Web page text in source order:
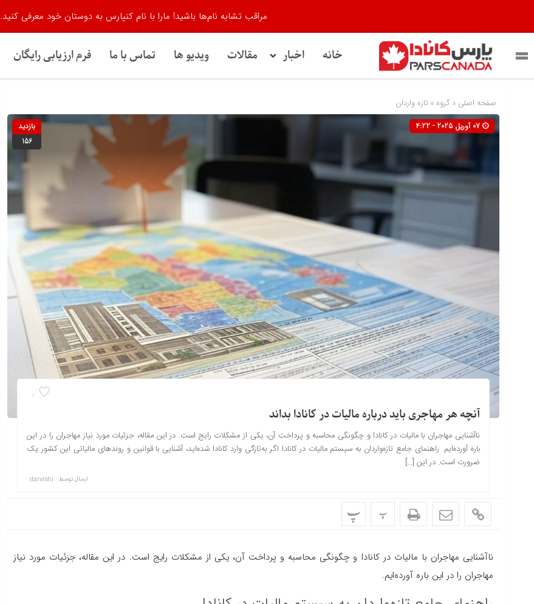
خانه اخبار مقالات ویدیو ها تماس با ما فرم ارزیابی رایگان
صفحه اصلی » گروه » تازه واردان
بازدید
156
2
آنچه هر مهاجری باید درباره مالیات در کانادا بداند
ناآشنایی مهاجران با مالیات در کانادا و چگونگی محاسبه و پرداخت آن، یکی از مشکلات رایج است. در این مقاله، جزئیات مورد نیاز مهاجران را در این
باره آورده‌ایم. راهنمای جامع تازه‌واردان به سیستم مالیات در کانادا اگر به‌تازگی وارد کانادا شده‌اید، آشنایی با قوانین و روندهای مالیاتی این کشور یک
ضرورت است. در این […]
ارسال توسط : darvishi
پ پ
ناآشنایی مهاجران با مالیات در کانادا و چگونگی محاسبه و پرداخت آن، یکی از مشکلات رایج است. در این مقاله، جزئیات مورد نیاز
مهاجران را در این باره آورده‌ایم.
مراقب تشابه نام‌ها باشید! مارا با نام کنپارس به دوستان خود معرفی کنید.